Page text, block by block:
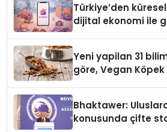
Türkiye’den
dijital ekonomi ile
Yeni yapilan 31
göre, Vegan
Bhaktawer:
konusunda çifte